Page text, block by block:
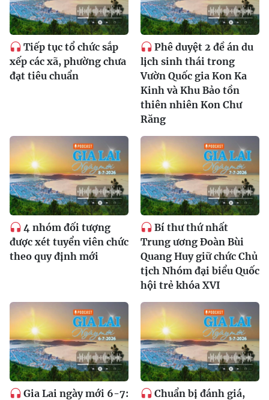
Tiếp tục tổ chức sắp
xếp các xã, phường chưa
đạt tiêu chuẩn
Phê duyệt 2 đề án du
lịch sinh thái trong
Vườn Quốc gia Kon Ka
Kinh và Khu Bảo tồn
thiên nhiên Kon Chư
Răng
4 nhóm đối tượng
được xét tuyển viên chức
theo quy định mới
Bí thư thứ nhất
Trung ương Đoàn Bùi
Quang Huy giữ chức Chủ
tịch Nhóm đại biểu Quốc
hội trẻ khóa XVI
Gia Lai ngày mới 6-7:
Chuẩn bị đánh giá,